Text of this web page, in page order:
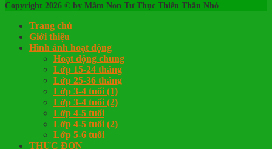
Copyright 2026 © by Mầm Non Tư Thục Thiên Thần Nhỏ
Trang chủ
Giới thiệu
Hình ảnh hoạt động
Hoạt động chung
Lớp 15-24 tháng
Lớp 25-36 tháng
Lớp 3-4 tuổi (1)
Lớp 3-4 tuổi (2)
Lớp 4-5 tuổi
Lớp 4-5 tuổi (2)
Lớp 5-6 tuổi
THỰC ĐƠN